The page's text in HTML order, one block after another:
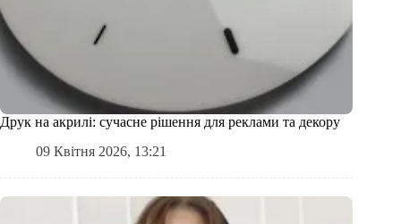
Друк на акрилі: сучасне рішення для реклами та декору
09 Квітня 2026, 13:21